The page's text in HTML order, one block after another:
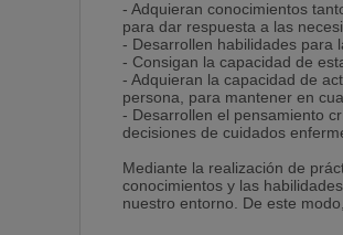
- Adquieran conocimientos
para dar respuesta a las
- Desarrollen habilidades para
- Consigan la capacidad de
- Adquieran la capacidad de
persona, para mantener en
- Desarrollen el pensamiento
decisiones de cuidados
Mediante la realización de
conocimientos y las
nuestro entorno. De este